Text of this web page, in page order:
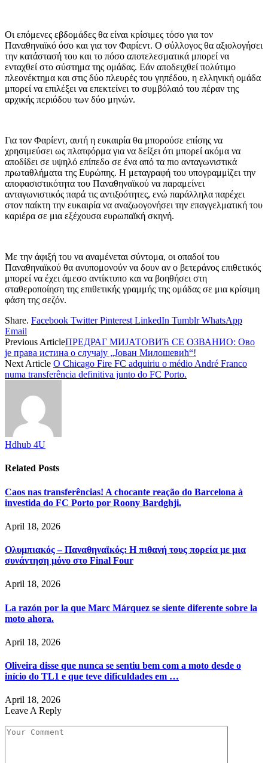
Οι επόμενες εβδομάδες θα είναι κρίσιμες τόσο για τον
Παναθηναϊκό όσο και για τον Φαρίεντ. Ο σύλλογος θα αξιολογήσει
την κατάστασή του και το πόσο αποτελεσματικά μπορεί να
ενταχθεί στο σύστημα της ομάδας. Εάν αποδειχθεί πολύτιμο
πλεονέκτημα και στις δύο πλευρές του γηπέδου, η ελληνική ομάδα
μπορεί να επιλέξει να επεκτείνει το συμβόλαιό του πέραν της
αρχικής περιόδου των δύο μηνών.
Για τον Φαρίεντ, αυτή η ευκαιρία θα μπορούσε επίσης να
χρησιμεύσει ως πλατφόρμα για να δείξει ότι μπορεί ακόμα να
αποδίδει σε υψηλό επίπεδο σε ένα από τα πιο ανταγωνιστικά
πρωταθλήματα της Ευρώπης. Η μεταγραφή του υπογραμμίζει την
αποφασιστικότητα του Παναθηναϊκού να παραμείνει
ανταγωνιστικός παρά τις αντιξοότητες, ενώ παράλληλα παρέχει
στον παίκτη την ευκαιρία να αναζωογονήσει την επαγγελματική του
καριέρα σε μια εξέχουσα ευρωπαϊκή σκηνή.
Με την άφιξή του να αναμένεται σύντομα, οι οπαδοί του
Παναθηναϊκού θα ανυπομονούν να δουν αν ο βετεράνος επιθετικός
μπορεί να έχει άμεσο αντίκτυπο και να βοηθήσει στη
σταθεροποίηση της επιθετικής γραμμής της ομάδας σε μια κρίσιμη
φάση της σεζόν.
Share. Facebook Twitter Pinterest LinkedIn Tumblr WhatsApp
Email
Previous ArticleПРЕДРАГ МИЈАТОВИЋ СЕ ОЗВАНИО: Ово
је права истина о случају „Јован Милошевић“!
Next Article O Chicago Fire FC adquiriu o médio André Franco
numa transferência definitiva junto do FC Porto.
Hdhub 4U
Related Posts
Caos nas transferências! A chocante reação do Barcelona à
investida do FC Porto por Roony Bardghji.
April 18, 2026
Ολυμπιακός – Παναθηναϊκός: Η πιθανή τους πορεία με μια
συνάντηση μόνο στο Final Four
April 18, 2026
La razón por la que Marc Márquez se siente diferente sobre la
moto ahora.
April 18, 2026
Oliveira disse que nunca se sentiu bem com a moto desde o
início do TL1 e que teve dificuldades em …
April 18, 2026
Leave A Reply